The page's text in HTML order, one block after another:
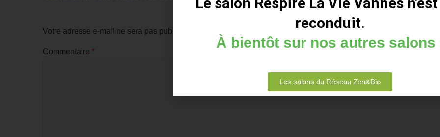
Votre adresse e-mail ne sera pas publiée.
Commentaire *
reconduit.
À bientôt sur nos autres salons
Les salons du Réseau Zen&Bio